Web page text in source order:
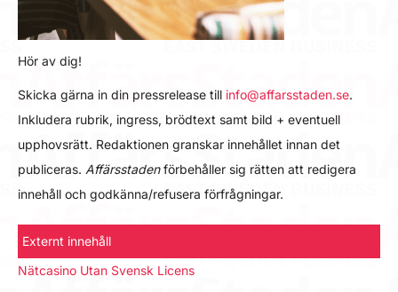
Hör av dig!
Skicka gärna in din pressrelease till info@affarsstaden.se.
Inkludera rubrik, ingress, brödtext samt bild + eventuell
upphovsrätt. Redaktionen granskar innehållet innan det
publiceras. Affärsstadenförbehåller sig rätten att redigera
innehåll och godkänna/refusera förfrågningar.
Externt innehåll
Nätcasino Utan Svensk Licens